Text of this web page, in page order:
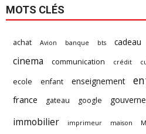
MOTS CLÉS
achat Avion banque bts cadeau
cinema communication crédit
ecole enfant enseignement
france
gateau google
immobilier imprimeur maison